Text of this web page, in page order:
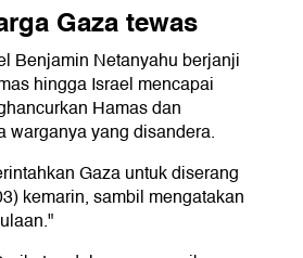
Gaza tewas
Benjamin Netanyahu berjanji
hingga Israel mencapai
Hamas dan
warganya yang disandera.
Gaza untuk diserang
kemarin, sambil mengatakan